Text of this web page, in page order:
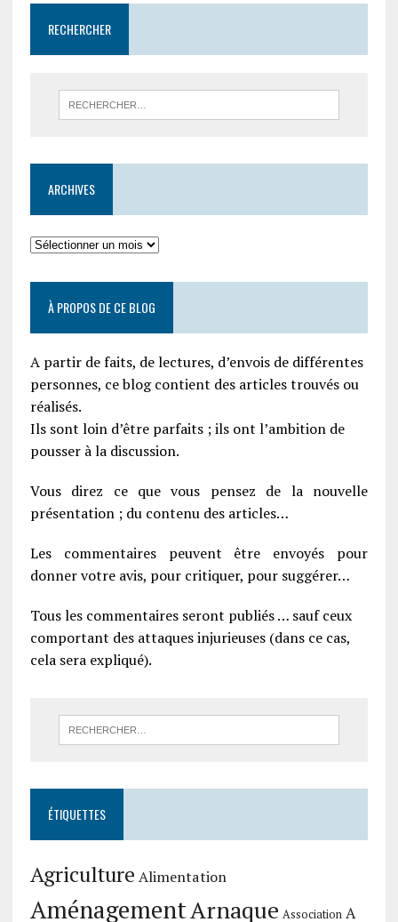
RECHERCHER
ARCHIVES
À PROPOS DE CE BLOG
A partir de faits, de lectures, d’envois de différentes
personnes, ce blog contient des articles trouvés ou
réalisés.
Ils sont loin d’être parfaits ; ils ont l’ambition de
pousser à la discussion.
Vous direz ce que vous pensez de la nouvelle
présentation ; du contenu des articles…
Les commentaires peuvent être envoyés pour
donner votre avis, pour critiquer, pour suggérer…
Tous les commentaires seront publiés … sauf ceux
comportant des attaques injurieuses (dans ce cas,
cela sera expliqué).
ÉTIQUETTES
Agriculture Alimentation
AménagementArnaque Association A